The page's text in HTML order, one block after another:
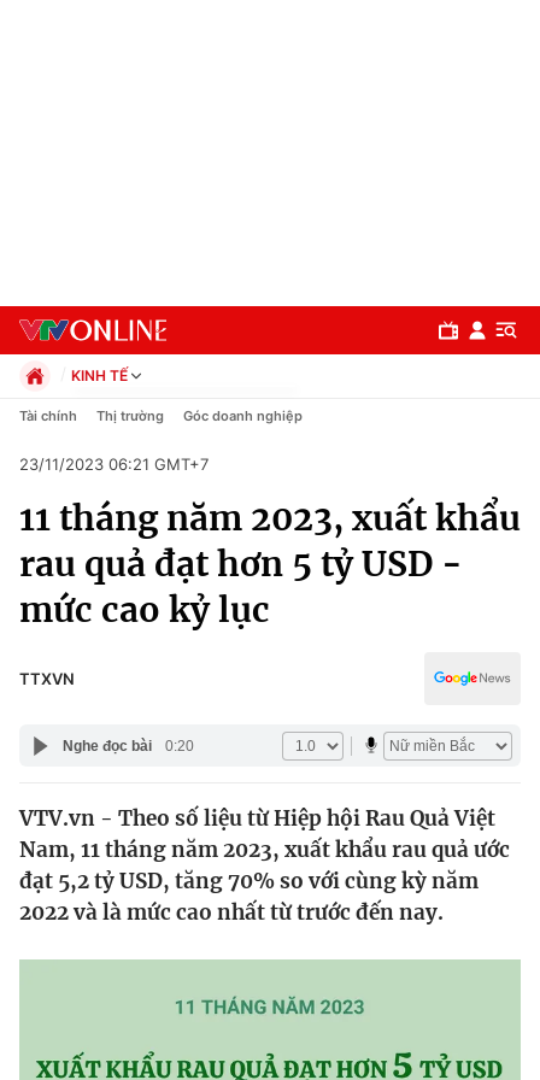
Chuyên mục
Xã hội
Pháp luật
Y tế
Thế giới
Tin tức
Thế giới đó đây
Kinh tế
Dữ liệu và đời sống
KINH TẾ
Chính trị
Pháp luật
Kinh tế
Thể thao
Truyền hình
Văn hóa - Giải trí
Tài chính Thị trường Góc doanh nghiệp
23/11/2023 06:21 GMT+7
11 tháng năm 2023, xuất khẩu
rau quả đạt hơn 5 tỷ USD -
mức cao kỷ lục
TTXVN
Nghe đọc bài 0:20
VTV.vn - Theo số liệu từ Hiệp hội Rau Quả Việt
Nam, 11 tháng năm 2023, xuất khẩu rau quả ước
đạt 5,2 tỷ USD, tăng 70% so với cùng kỳ năm
2022 và là mức cao nhất từ trước đến nay.